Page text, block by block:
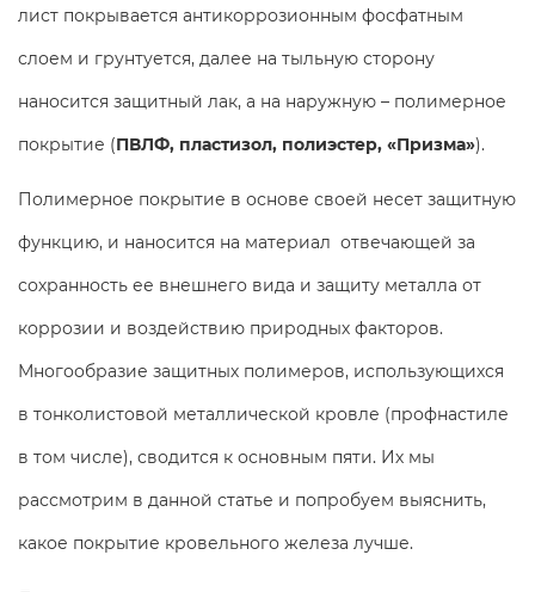
лист покрывается антикоррозионным фосфатным
слоем и грунтуется, далее на тыльную сторону
наносится защитный лак, а на наружную – полимерное
покрытие (ПВЛФ, пластизол, полиэстер, «Призма»).
Полимерное покрытие в основе своей несет защитную
функцию, и наносится на материал отвечающей за
сохранность ее внешнего вида и защиту металла от
коррозии и воздействию природных факторов.
Многообразие защитных полимеров, использующихся
в тонколистовой металлической кровле (профнастиле
в том числе), сводится к основным пяти. Их мы
рассмотрим в данной статье и попробуем выяснить,
какое покрытие кровельного железа лучше.